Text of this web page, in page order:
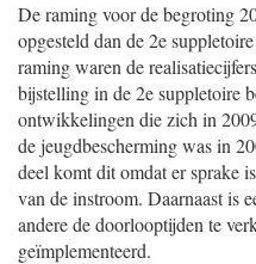
De raming voor de begroting
opgesteld dan de 2e
raming waren de
bijstelling in de 2e suppletoire
ontwikkelingen die zich in
de jeugdbescherming was in
deel komt dit omdat er sprake
van de instroom. Daarnaast is
andere de doorlooptijden te
geïmplementeerd.